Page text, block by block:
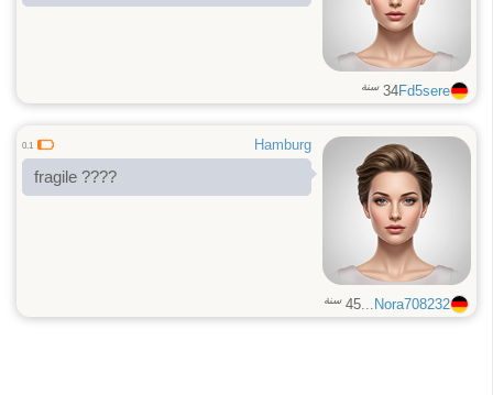
Fd5sere
34 سنة
Hamburg
0.1
fragile ????
Nora708232...
45 سنة